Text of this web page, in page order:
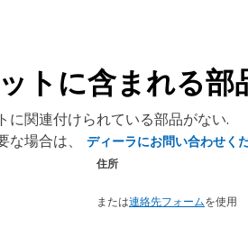
トに含まれる部
に関連付けられている部品がない.
場合は、
ディーラにお問い合わせく
住所
または連絡先フォームを使用